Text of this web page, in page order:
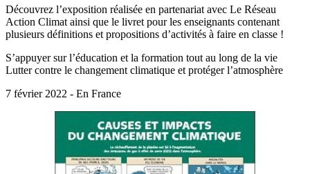
Découvrez l’exposition réalisée en partenariat avec Le Réseau
Action Climat ainsi que le livret pour les enseignants contenant
plusieurs définitions et propositions d’activités à faire en classe !
S’appuyer sur l’éducation et la formation tout au long de la vie
Lutter contre le changement climatique et protéger l’atmosphère
7 février 2022 - En France